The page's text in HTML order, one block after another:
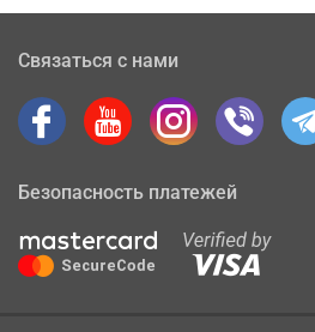
Связаться с нами
Безопасность платежей